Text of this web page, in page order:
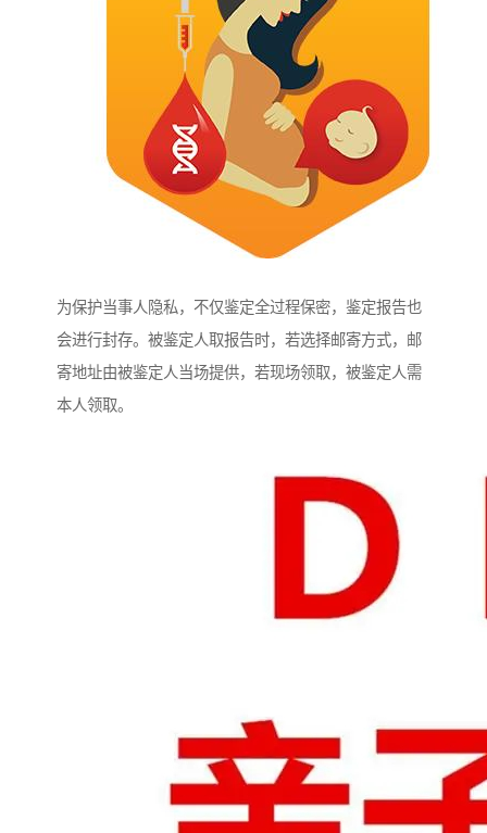
为保护当事人隐私，不仅鉴定全过程保密，鉴定报告也
会进行封存。被鉴定人取报告时，若选择邮寄方式，邮
寄地址由被鉴定人当场提供，若现场领取，被鉴定人需
本人领取。